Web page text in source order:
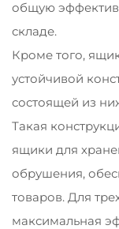
общую
складе.
Кроме того,
устойчивой
состоящей из
Такая
ящики для
обрушения,
товаров. Для
максимальная